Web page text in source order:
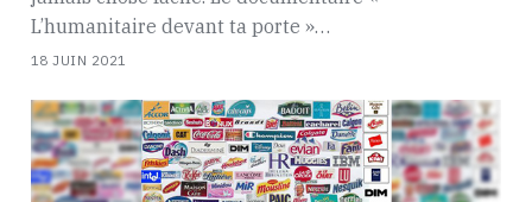
L’humanitaire devant ta porte »…
18 JUIN 2021